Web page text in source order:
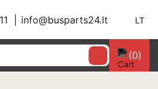
info@busparts24.lt LT
(0)